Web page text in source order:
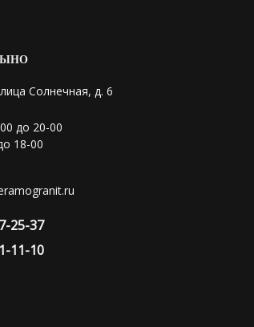
Солнечная, д. 6
до 20-00
18-00
25-37
11-10